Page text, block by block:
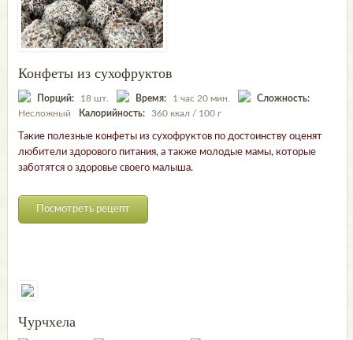
Конфеты из сухофруктов
Порций: 18 шт. Время: 1 час 20 мин.
Сложность:
Несложный
Калорийность: 360 ккал / 100 г
Такие полезные конфеты из сухофруктов по достоинству оценят
любители здорового питания, а также молодые мамы, которые
заботятся о здоровье своего малыша.
Посмотреть рецепт
Чурчхела